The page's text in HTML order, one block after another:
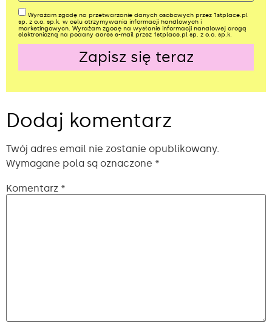
Wyrażam zgodę na przetwarzanie danych osobowych przez 1stplace.pl
sp. z o.o. sp.k. w celu otrzymywania informacji handlowych i
marketingowych. Wyrażam zgodę na wysłanie informacji handlowej drogą
elektroniczną na podany adres e-mail przez 1stplace.pl sp. z o.o. sp.k.
Zapisz się teraz
Dodaj komentarz
Twój adres email nie zostanie opublikowany.
Wymagane pola są oznaczone *
Komentarz *